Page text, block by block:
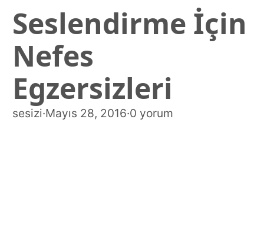
Seslendirme İçin
Nefes
Egzersizleri
sesizi·Mayıs 28, 2016·0 yorum